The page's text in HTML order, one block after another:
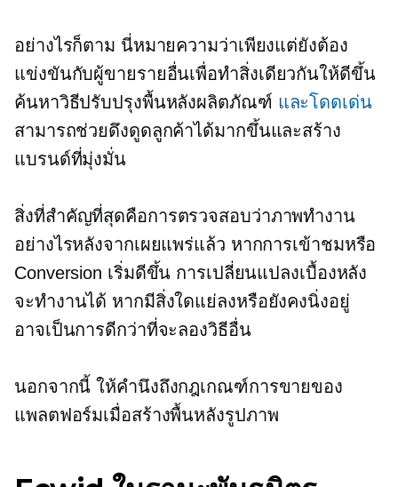
อย่างไรก็ตาม นี่หมายความว่าเพียงแต่ยังต้อง
แข่งขันกับผู้ขายรายอื่นเพื่อทำสิ่งเดียวกันให้ดีขึ้น
ค้นหาวิธีปรับปรุงพื้นหลังผลิตภัณฑ์ และโดดเด่น
สามารถช่วยดึงดูดลูกค้าได้มากขึ้นและสร้าง
แบรนด์ที่มุ่งมั่น
สิ่งที่สำคัญที่สุดคือการตรวจสอบว่าภาพทำงาน
อย่างไรหลังจากเผยแพร่แล้ว หากการเข้าชมหรือ
Conversion เริ่มดีขึ้น การเปลี่ยนแปลงเบื้องหลัง
จะทำงานได้ หากมีสิ่งใดแย่ลงหรือยังคงนิ่งอยู่
อาจเป็นการดีกว่าที่จะลองวิธีอื่น
นอกจากนี้ ให้คำนึงถึงกฎเกณฑ์การขายของ
แพลตฟอร์มเมื่อสร้างพื้นหลังรูปภาพ